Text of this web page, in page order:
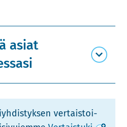
asiat
ver­tais­toi­